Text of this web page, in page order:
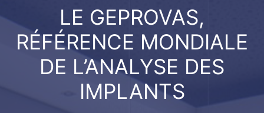
LE GEPROVAS,
RÉFÉRENCE MONDIALE
DE L’ANALYSE DES
IMPLANTS